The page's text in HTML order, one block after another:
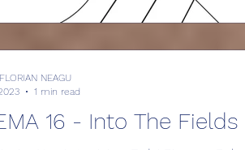
16 - Into The Fields
NEAGU
1 min read